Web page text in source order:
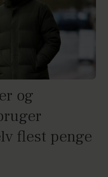
og
flest penge